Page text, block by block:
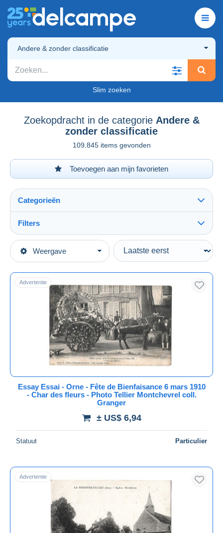
Andere & zonder classificatie
Slim zoeken
Zoekopdracht in de categorie Andere &
zonder classificatie
109.845 items gevonden
Toevoegen aan mijn favorieten
Weergave
Categorieën
Topcategorieën
Europa
Frankrijk
[61] Orne
Andere & zonder classificatie
Filters
Type verkopen
Actief
Veiling met biedingen
Veilingen zonder biedingen
Veilinghuizen
Verkocht
Alle looptijden
Eindigt binnen
Van
Gratis levering
Betaalmiddelen
PayPal
Bankoverschrijving
Visa
Advertentie
Essay Essai - Orne - Fête de Bienfaisance 6 mars 1910
- Char des fleurs - Photo Tellier Montchevrel coll.
Granger
± US$ 6,94
Statuut Particulier
Advertentie